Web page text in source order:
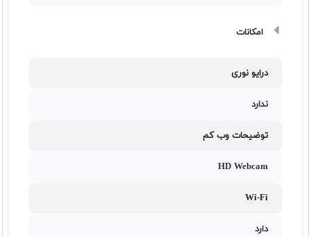
امکانات
درایو نوری
ندارد
توضیحات وب کم
HD Webcam
Wi-Fi
دارد